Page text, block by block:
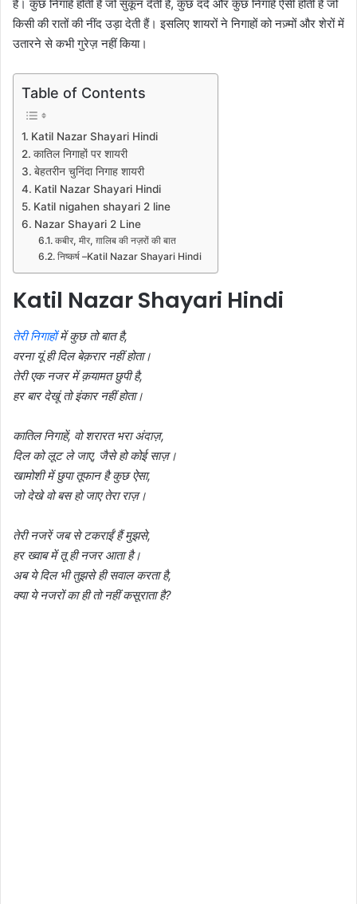
है। कुछ निगाहें होती हैं जो सुकून देती हैं, कुछ दर्द और कुछ निगाहें ऐसी होती हैं जो
किसी की रातों की नींद उड़ा देती हैं। इसलिए शायरों ने निगाहों को नज़्मों और शेरों में
उतारने से कभी गुरेज़ नहीं किया।
Table of Contents
Katil Nazar Shayari Hindi
कातिल निगाहों पर शायरी
बेहतरीन चुनिंदा निगाह शायरी
Katil Nazar Shayari Hindi
Katil nigahen shayari 2 line
Nazar Shayari 2 Line
कबीर, मीर, ग़ालिब की नज़रों की बात
निष्कर्ष –Katil Nazar Shayari Hindi
Katil Nazar Shayari Hindi
तेरी निगाहोंमें कुछ तो बात है,
वरना यूं ही दिल बेक़रार नहीं होता।
तेरी एक नजर में क़यामत छुपी है,
हर बार देखूं तो इंकार नहीं होता।
कातिल निगाहें, वो शरारत भरा अंदाज़,
दिल को लूट ले जाए, जैसे हो कोई साज़।
खामोशी में छुपा तूफान है कुछ ऐसा,
जो देखे वो बस हो जाए तेरा राज़।
तेरी नजरें जब से टकराईं हैं मुझसे,
हर ख्वाब में तू ही नजर आता है।
अब ये दिल भी तुझसे ही सवाल करता है,
क्या ये नजरों का ही तो नहीं कसूराता है?